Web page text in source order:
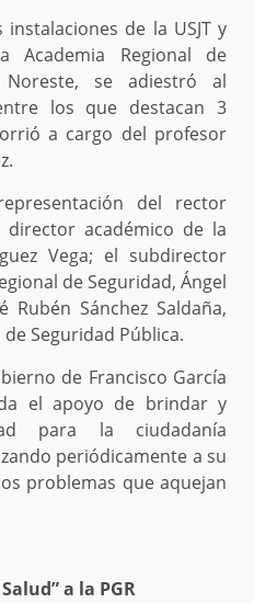
de la USJT y
Academia Regional de
se adiestró al
los que destacan 3
a cargo del profesor
del rector
director académico de la
Vega; el subdirector
de Seguridad, Ángel
Rubén Sánchez Saldaña,
Seguridad Pública.
de Francisco García
el apoyo de brindar y
para la ciudadanía
periódicamente a su
problemas que aquejan
a la PGR